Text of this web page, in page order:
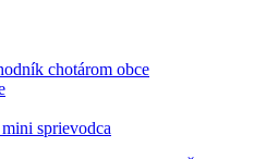
chotárom obce
sprievodca